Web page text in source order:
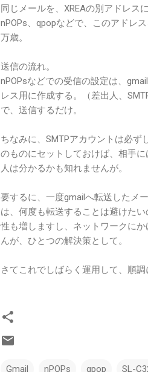
同じメールを、XREAの別アドレス
nPOPs、qpopなどで、このアドレ
万歳。
送信の流れ。
nPOPsなどでの受信の設定は、
レス用に作成する。（差出人、
で、送信するだけ。
ちなみに、SMTPアカウントは必
のものにセットしておけば、相手
人は分かるかも知れませんが。
要するに、一度gmailへ転送したメ
は、何度も転送することは避けた
性も増しますし、ネットワークに
んが、ひとつの解決策として。
さてこれでしばらく運用して、順
Gmail nPOPs qpop SL-